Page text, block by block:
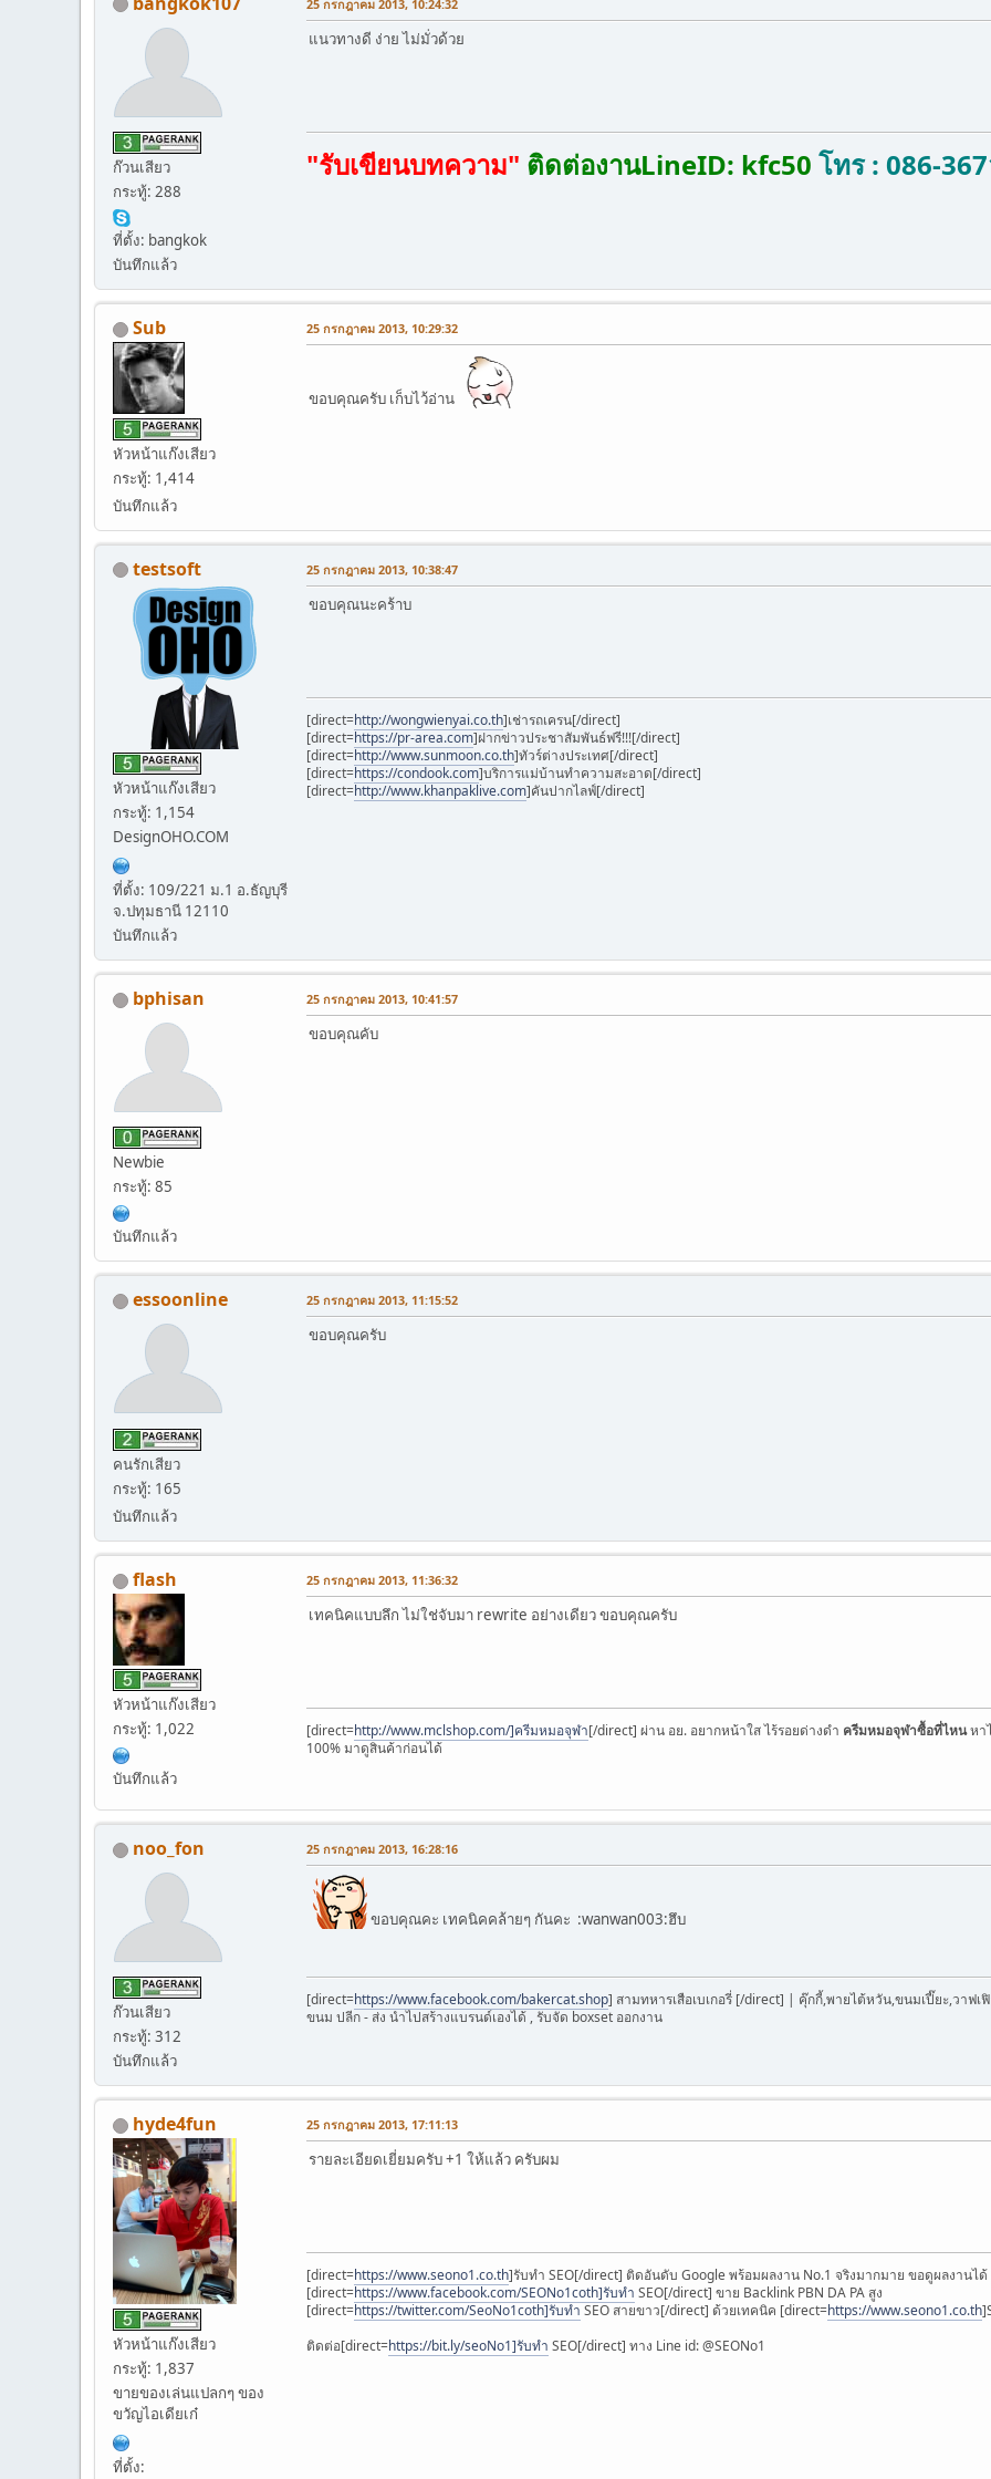
ก๊วนเสียว
กระทู้: 288
ที่ตั้ง: bangkok
บันทึกแล้ว
25 กรกฎาคม 2013, 10:24:32
แนวทางดี ง่าย ไม่มั่วด้วย
"รับเขียนบทความ" ติดต่องานLineID: kfc50 โทร : 086-
Sub
หัวหน้าแก๊งเสียว
กระทู้: 1,414
บันทึกแล้ว
25 กรกฎาคม 2013, 10:29:32
ขอบคุณครับ เก็บไว้อ่าน
testsoft
หัวหน้าแก๊งเสียว
กระทู้: 1,154
DesignOHO.COM
ที่ตั้ง: 109/221 ม.1 อ.ธัญบุรี
จ.ปทุมธานี 12110
บันทึกแล้ว
25 กรกฎาคม 2013, 10:38:47
ขอบคุณนะคร้าบ
[direct=http://wongwienyai.co.th]เช่ารถเครน[/direct]
[direct=https://pr-area.com]ฝากข่าวประชาสัมพันธ์ฟรี!!![/direct]
[direct=http://www.sunmoon.co.th]ทัวร์ต่างประเทศ[/direct]
[direct=https://condook.com]บริการแม่บ้านทำความสะอาด[/direct]
[direct=http://www.khanpaklive.com]คันปากไลฟ์[/direct]
bphisan
Newbie
กระทู้: 85
บันทึกแล้ว
25 กรกฎาคม 2013, 10:41:57
ขอบคุณคับ
essoonline
คนรักเสียว
กระทู้: 165
บันทึกแล้ว
25 กรกฎาคม 2013, 11:15:52
ขอบคุณครับ
flash
หัวหน้าแก๊งเสียว
กระทู้: 1,022
บันทึกแล้ว
25 กรกฎาคม 2013, 11:36:32
เทคนิคแบบลึก ไม่ใช่จับมา rewrite อย่างเดียว ขอบคุณครับ
[direct=http://www.mclshop.com/]ครีมหมอจุฬา[/direct] ผ่าน อย. อยากหน้าใส ไร้รอยด่างดำ ครีมหมอจุฬาซื้อที่ไหนหา
100% มาดูสินค้าก่อนได้
noo_fon
ก๊วนเสียว
กระทู้: 312
บันทึกแล้ว
25 กรกฎาคม 2013, 16:28:16
ขอบคุณคะ เทคนิคคล้ายๆ กันคะ :wanwan003:ฮึบ
[direct=https://www.facebook.com/bakercat.shop] สามทหารเสือเบเกอรี่ [/direct] | คุ๊กกี้,พายไต้หวัน,ขนมเปี๊ยะ,วา
ขนม ปลีก - ส่ง นำไปสร้างแบรนด์เองได้ , รับจัด boxset ออกงาน
hyde4fun
หัวหน้าแก๊งเสียว
กระทู้: 1,837
ขายของเล่นแปลกๆ ของ
ขวัญไอเดียเก๋
ที่ตั้ง:
25 กรกฎาคม 2013, 17:11:13
รายละเอียดเยี่ยมครับ +1 ให้แล้ว ครับผม
[direct=https://www.seono1.co.th]รับทำ SEO[/direct] ติดอันดับ Google พร้อมผลงาน No.1 จริงมากมาย ขอดูผลงานได้
[direct=https://www.facebook.com/SEONo1coth]รับทำ SEO[/direct] ขาย Backlink PBN DA PA สูง
[direct=https://twitter.com/SeoNo1coth]รับทำ SEO สายขาว[/direct] ด้วยเทคนิค [direct=https://www.seono1.co.th
ติดต่อ[direct=https://bit.ly/seoNo1]รับทำ SEO[/direct] ทาง Line id: @SEONo1